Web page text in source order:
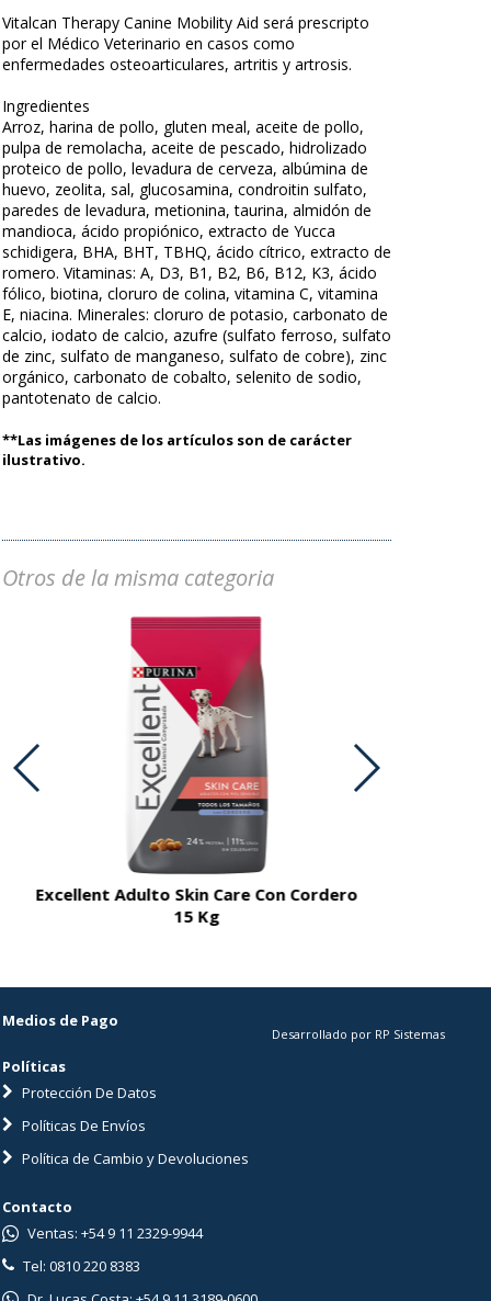
Vitalcan Therapy Canine Mobility Aid será prescripto
por el Médico Veterinario en casos como
enfermedades osteoarticulares, artritis y artrosis.
Ingredientes
Arroz, harina de pollo, gluten meal, aceite de pollo,
pulpa de remolacha, aceite de pescado, hidrolizado
proteico de pollo, levadura de cerveza, albúmina de
huevo, zeolita, sal, glucosamina, condroitin sulfato,
paredes de levadura, metionina, taurina, almidón de
mandioca, ácido propiónico, extracto de Yucca
schidigera, BHA, BHT, TBHQ, ácido cítrico, extracto de
romero. Vitaminas: A, D3, B1, B2, B6, B12, K3, ácido
fólico, biotina, cloruro de colina, vitamina C, vitamina
E, niacina. Minerales: cloruro de potasio, carbonato de
calcio, iodato de calcio, azufre (sulfato ferroso, sulfato
de zinc, sulfato de manganeso, sulfato de cobre), zinc
orgánico, carbonato de cobalto, selenito de sodio,
pantotenato de calcio.
**Las imágenes de los artículos son de carácter
ilustrativo.
Otros de la misma categoria
Excellent Adulto Skin Care Con Cordero
15 Kg
Medios de Pago
Políticas
Protección De Datos
Políticas De Envíos
Política de Cambio y Devoluciones
Desarrollado por RP Sistemas
Contacto
Ventas: +54 9 11 2329-9944
Tel: 0810 220 8383